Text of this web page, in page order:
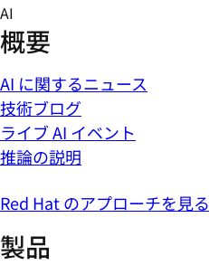
Skip
to
content
AI
概要
AI に関するニュース
技術ブログ
ライブ AI イベント
推論の説明
Red Hat のアプローチを見る
製品